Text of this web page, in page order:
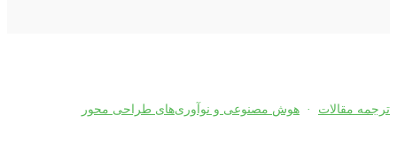
ترجمه مقالات · هوش مصنوعی و نوآوری‌های طراحی محور